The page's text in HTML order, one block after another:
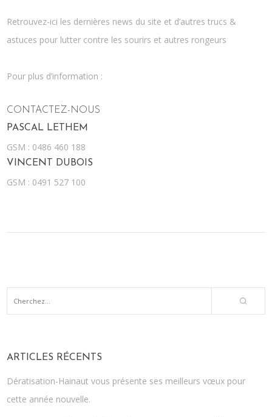
Retrouvez-ici les dernières news du site et d’autres trucs &
astuces pour lutter contre les sourirs et autres rongeurs
Pour plus d’information :
CONTACTEZ-NOUS
PASCAL LETHEM
GSM : 0486 460 188
VINCENT DUBOIS
GSM : 0491 527 100
ARTICLES RÉCENTS
Dératisation-Hainaut vous présente ses meilleurs vœux pour
cette année nouvelle.